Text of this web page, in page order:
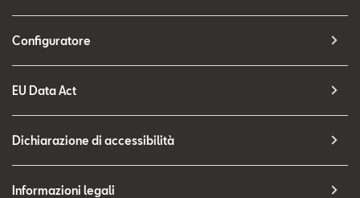
Configuratore
EU Data Act
Dichiarazione di accessibilità
Informazioni legali